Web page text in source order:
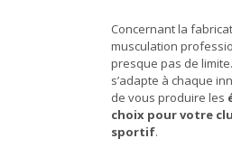
Concernant la
musculation
presque pas de
s’adapte à chaque
de vous produire les
choix pour votre
sportif.